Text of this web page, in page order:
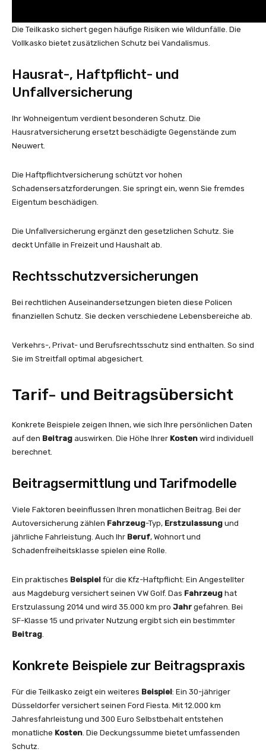
Die Teilkasko sichert gegen häufige Risiken wie Wildunfälle. Die
Vollkasko bietet zusätzlichen Schutz bei Vandalismus.
Hausrat-, Haftpflicht- und
Unfallversicherung
Ihr Wohneigentum verdient besonderen Schutz. Die
Hausratversicherung ersetzt beschädigte Gegenstände zum
Neuwert.
Die Haftpflichtversicherung schützt vor hohen
Schadensersatzforderungen. Sie springt ein, wenn Sie fremdes
Eigentum beschädigen.
Die Unfallversicherung ergänzt den gesetzlichen Schutz. Sie
deckt Unfälle in Freizeit und Haushalt ab.
Rechtsschutzversicherungen
Bei rechtlichen Auseinandersetzungen bieten diese Policen
finanziellen Schutz. Sie decken verschiedene Lebensbereiche ab.
Verkehrs-, Privat- und Berufsrechtsschutz sind enthalten. So sind
Sie im Streitfall optimal abgesichert.
Tarif- und Beitragsübersicht
Konkrete Beispiele zeigen Ihnen, wie sich Ihre persönlichen Daten
auf den Beitrag auswirken. Die Höhe Ihrer Kosten wird individuell
berechnet.
Beitragsermittlung und Tarifmodelle
Viele Faktoren beeinflussen Ihren monatlichen Beitrag. Bei der
Autoversicherung zählen Fahrzeug-Typ, Erstzulassung und
jährliche Fahrleistung. Auch Ihr Beruf, Wohnort und
Schadenfreiheitsklasse spielen eine Rolle.
Ein praktisches Beispiel für die Kfz-Haftpflicht: Ein Angestellter
aus Magdeburg versichert seinen VW Golf. Das Fahrzeug hat
Erstzulassung 2014 und wird 35.000 km pro Jahr gefahren. Bei
SF-Klasse 15 und privater Nutzung ergibt sich ein bestimmter
Beitrag.
Konkrete Beispiele zur Beitragspraxis
Für die Teilkasko zeigt ein weiteres Beispiel: Ein 30-jähriger
Düsseldorfer versichert seinen Ford Fiesta. Mit 12.000 km
Jahresfahrleistung und 300 Euro Selbstbehalt entstehen
monatliche Kosten. Die Deckungssumme bietet umfassenden
Schutz.